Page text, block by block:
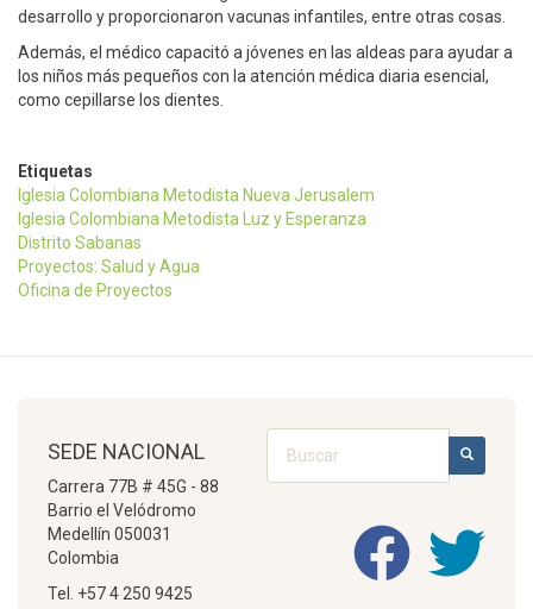
desarrollo y proporcionaron vacunas infantiles, entre otras cosas.
Además, el médico capacitó a jóvenes en las aldeas para ayudar a
los niños más pequeños con la atención médica diaria esencial,
como cepillarse los dientes.
Etiquetas
Iglesia Colombiana Metodista Nueva Jerusalem
Iglesia Colombiana Metodista Luz y Esperanza
Distrito Sabanas
Proyectos: Salud y Agua
Oficina de Proyectos
BUSCAR
SEDE NACIONAL
Carrera 77B # 45G - 88
Barrio el Velódromo
Medellín 050031
Colombia
Tel. +57 4 250 9425